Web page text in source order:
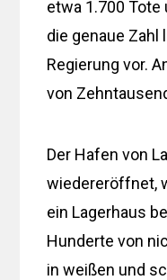
etwa 1.700 Tote
die genaue Zahl
Regierung vor.
von
Der Hafen von
wiedereröffnet,
ein Lagerhaus
Hunderte von
in weißen und